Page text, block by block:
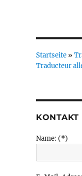
Startseite»
Traducteur
KONTAKT
Name: (*)